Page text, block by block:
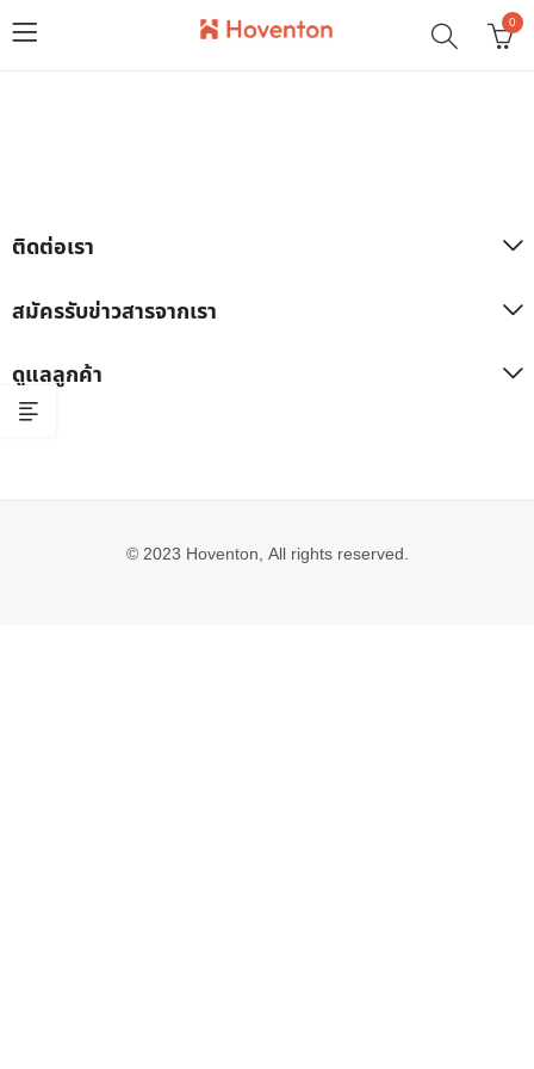
0
ติดต่อเรา
สมัครรับข่าวสารจากเรา
ดูแลลูกค้า
© 2023 Hoventon, All rights reserved.